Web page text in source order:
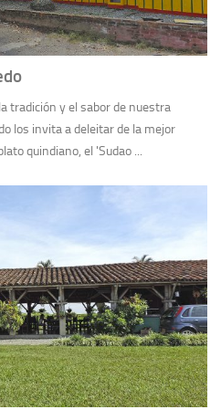
tradición y el sabor de nuestra
los invita a deleitar de la mejor
quindiano, el 'Sudao ...